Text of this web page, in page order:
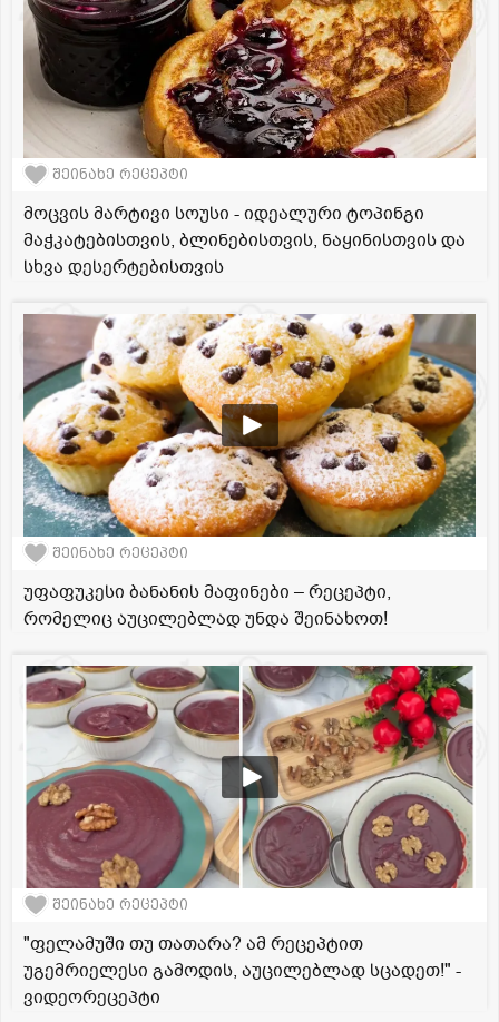
შეინახე რეცეპტი
მოცვის მარტივი სოუსი - იდეალური ტოპინგი
მაჭკატებისთვის, ბლინებისთვის, ნაყინისთვის და
სხვა დესერტებისთვის
შეინახე რეცეპტი
უფაფუკესი ბანანის მაფინები – რეცეპტი,
რომელიც აუცილებლად უნდა შეინახოთ!
შეინახე რეცეპტი
"ფელამუში თუ თათარა? ამ რეცეპტით
უგემრიელესი გამოდის, აუცილებლად სცადეთ!" -
ვიდეორეცეპტი